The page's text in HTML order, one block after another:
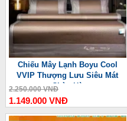
Chiếu Mây Lạnh Boyu Cool
VVIP Thượng Lưu Siêu Mát
Chào Hè
2.250.000 VNĐ
1.149.000 VNĐ